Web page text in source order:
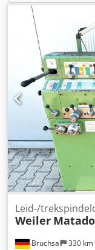
centreerpen
Gewicht 600 kg
Bruchsal 330 km
Leid-/
Weiler